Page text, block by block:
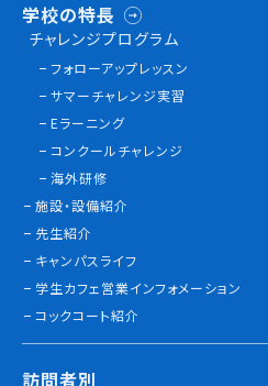
学校の特長
チャレンジプログラム
フォローアップレッスン
サマーチャレンジ実習
Eラーニング
コンクールチャレンジ
海外研修
施設・設備紹介
先生紹介
キャンパスライフ
学生カフェ営業インフォメーション
コックコート紹介
訪問者別